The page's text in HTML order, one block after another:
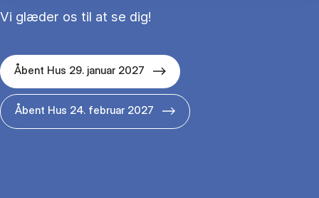
Vi glæder os til at se dig!
Åbent Hus 29. januar 2027
Åbent Hus 24. februar 2027